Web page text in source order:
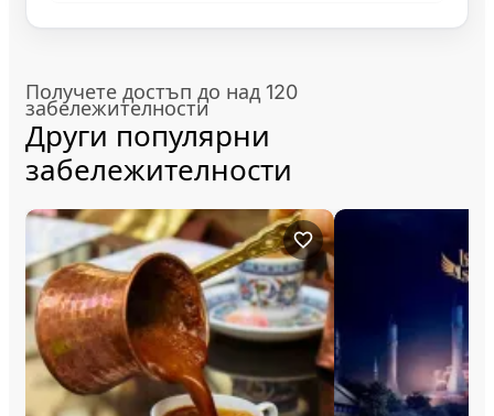
Получете достъп до над 120
забележителности
Други популярни
забележителности